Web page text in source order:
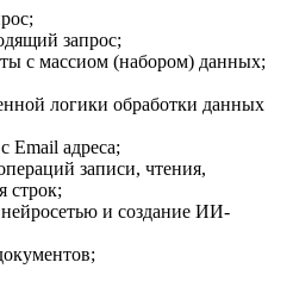
запрос;
с массиом (набором) данных;
логики обработки данных
Email адреса;
записи, чтения,
строк;
и создание ИИ-